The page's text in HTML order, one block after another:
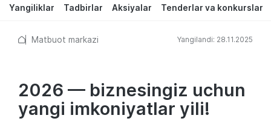
Yangiliklar Tadbirlar Aksiyalar Tenderlar va konkurslar
Matbuot markazi Yangilandi: 28.11.2025
2026 — biznesingiz uchun
yangi imkoniyatlar yili!